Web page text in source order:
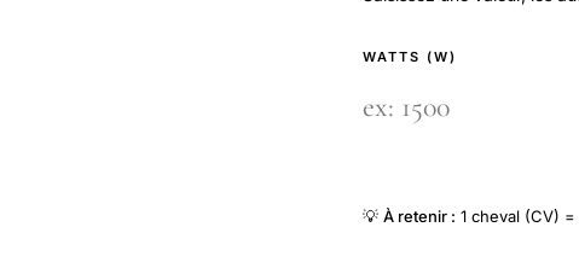
WATTS (W)
💡 À retenir : 1 cheval (CV) =